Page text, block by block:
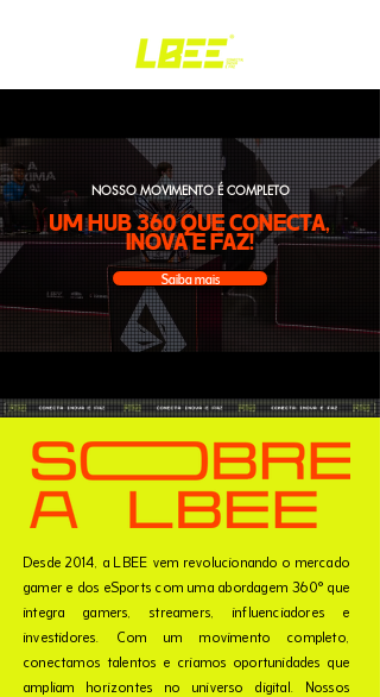
NOSSO MOVIMENTO É COMPLETO
UM HUB 360 QUE CONECTA,
INOVA E FAZ!
Saiba mais
Desde 2014, a LBEE vem revolucionando o mercado
gamer e dos eSports com uma abordagem 360° que
integra gamers, streamers, influenciadores e
investidores. Com um movimento completo,
conectamos talentos e criamos oportunidades que
ampliam horizontes no universo digital. Nossos